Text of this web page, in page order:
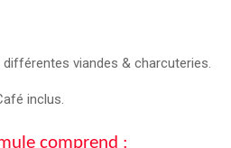
viandes & charcuteries.
inclus.
comprend :